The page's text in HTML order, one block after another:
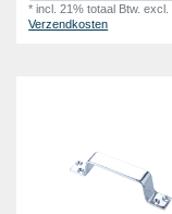
*incl. 21% totaal Btw. excl.
Verzendkosten